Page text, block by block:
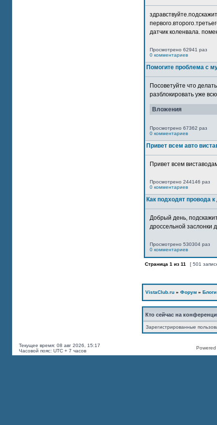
датчик коленвала.
Просмотрено 62941 раз
0 комментариев
Помогите проблема с
Посоветуйте что
разблокировать уже
Вложения
Просмотрено 67362 раз
0 комментариев
Привет всем авто
Привет всем
Просмотрено 244146 раз
0 комментариев
Как подходят провода
Добрый день,
дроссельной заслонки
Просмотрено 530304 раз
0 комментариев
Страница 1 из 11 [ 501
VistaClub.ru » Форум » Блоги
Кто сейчас на
Зарегистрированные
Текущее время: 08 авг 2026, 15:17
Часовой пояс: UTC + 7 часов